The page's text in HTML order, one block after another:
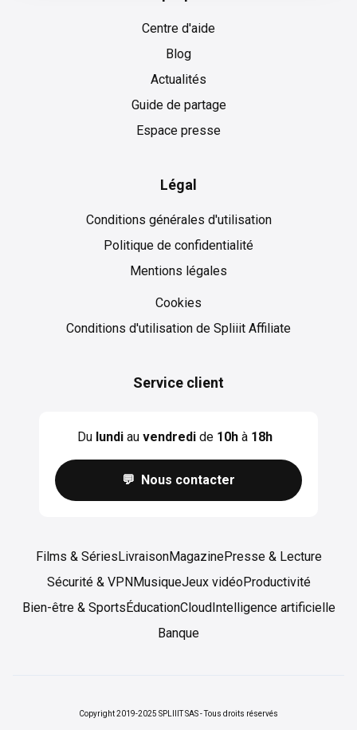
Centre d'aide
Blog
Actualités
Guide de partage
Espace presse
Légal
Conditions générales d'utilisation
Politique de confidentialité
Mentions légales
Cookies
Conditions d'utilisation de Spliiit Affiliate
Service client
Du lundiau vendredide 10hà 18h
💬 Nous contacter
Films & SériesLivraisonMagazinePresse & Lecture
Sécurité & VPNMusiqueJeux vidéoProductivité
Bien-être & SportsÉducationCloudIntelligence artificielle
Banque
Copyright 2019-2025 SPLIIIT SAS - Tous droits réservés